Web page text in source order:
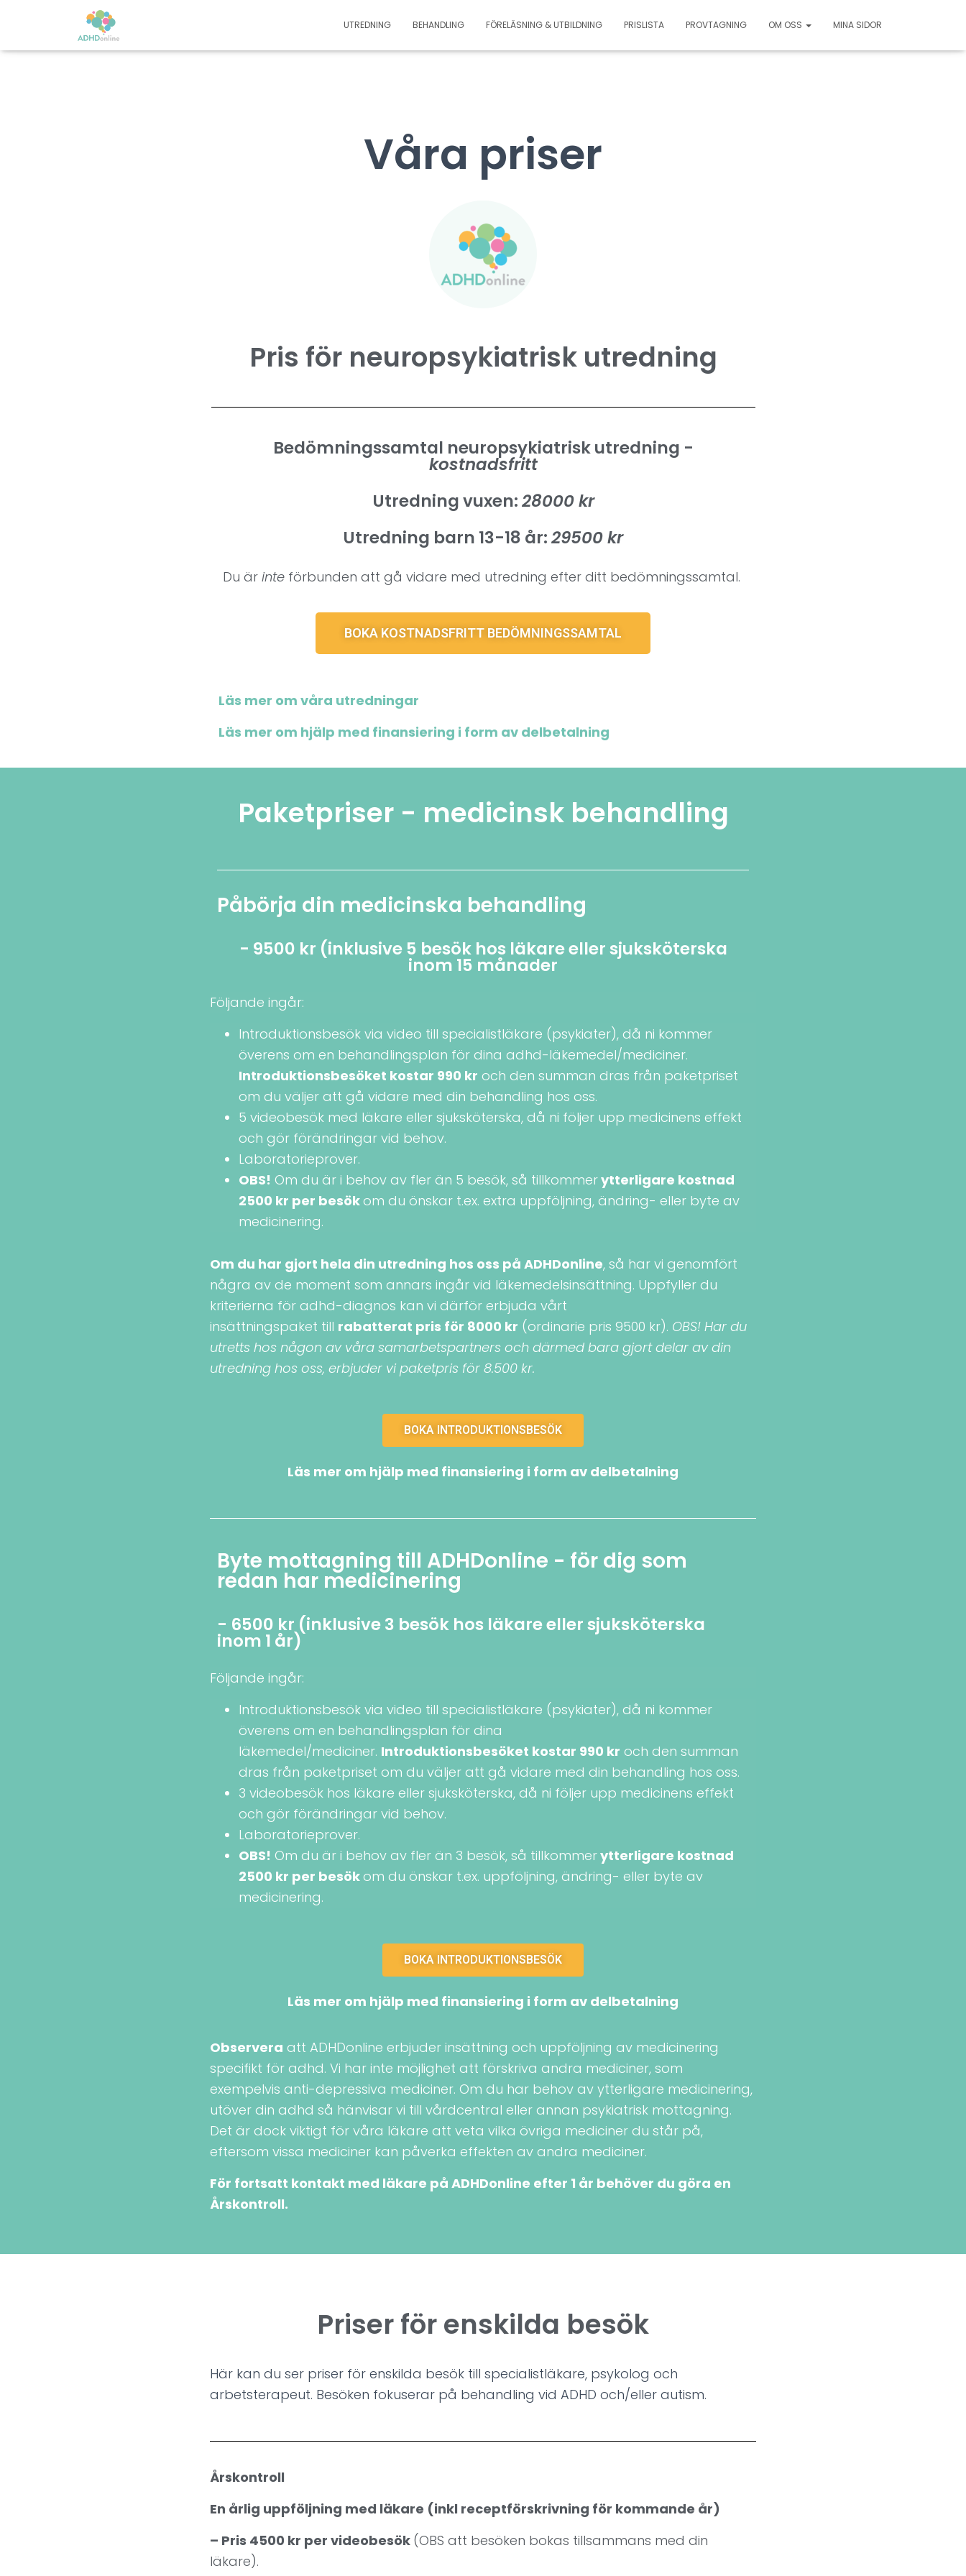
UTREDNING BEHANDLING FÖRELÄSNING & UTBILDNING PRISLISTA PROVTAGNING OM OSS MINA SIDOR
Våra priser
Pris för neuropsykiatrisk utredning
Bedömningssamtal neuropsykiatrisk utredning -
kostnadsfritt
Utredning vuxen:28000 kr
Utredning barn 13-18 år:29500 kr
Du är inteförbunden att gå vidare med utredning efter ditt bedömningssamtal.
BOKA KOSTNADSFRITT BEDÖMNINGSSAMTAL
Läs mer om våra utredningar
Läs mer om hjälp med finansiering i form av delbetalning
Paketpriser - medicinsk behandling
Påbörja din medicinska behandling
- 9500 kr (inklusive 5 besök hos läkare eller sjuksköterska
inom 15 månader
Följande ingår:
Introduktionsbesök via video till specialistläkare (psykiater), då ni kommer
överens om en behandlingsplan för dina adhd-läkemedel/mediciner.
Introduktionsbesöket kostar 990 kr och den summan dras från paketpriset
om du väljer att gå vidare med din behandling hos oss.
5 videobesök med läkare eller sjuksköterska, då ni följer upp medicinens effekt
och gör förändringar vid behov.
Laboratorieprover.
OBS! Om du är i behov av fler än 5 besök, så tillkommerytterligare kostnad
2500 kr per besökom du önskar t.ex. extra uppföljning, ändring- eller byte av
medicinering.
Om du har gjort hela din utredning hos oss på ADHDonline, så har vi genomfört
några av de moment som annars ingår vid läkemedelsinsättning. Uppfyller du
kriterierna för adhd-diagnos kan vi därför erbjuda vårt
insättningspaket till rabatterat pris för 8000 kr (ordinarie pris 9500 kr). OBS! Har du
utretts hos någon av våra samarbetspartners och därmed bara gjort delar av din
utredning hos oss, erbjuder vi paketpris för 8.500 kr.
BOKA INTRODUKTIONSBESÖK
Läs mer om hjälp med finansiering i form av delbetalning
Byte mottagning till ADHDonline - för dig som
redan har medicinering
- 6500 kr (inklusive 3 besök hos läkare eller sjuksköterska
inom 1 år)
Följande ingår:
Introduktionsbesök via video till specialistläkare (psykiater), då ni kommer
överens om en behandlingsplan för dina
läkemedel/mediciner. Introduktionsbesöket kostar 990 kr och den summan
dras från paketpriset om du väljer att gå vidare med din behandling hos oss.
3 videobesök hos läkare eller sjuksköterska, då ni följer upp medicinens effekt
och gör förändringar vid behov.
Laboratorieprover.
OBS! Om du är i behov av fler än 3 besök, så tillkommerytterligare kostnad
2500 kr per besökom du önskar t.ex. uppföljning, ändring- eller byte av
medicinering.
BOKA INTRODUKTIONSBESÖK
Läs mer om hjälp med finansiering i form av delbetalning
Observera att ADHDonline erbjuder insättning och uppföljning av medicinering
specifikt för adhd. Vi har inte möjlighet att förskriva andra mediciner, som
exempelvis anti-depressiva mediciner. Om du har behov av ytterligare medicinering,
utöver din adhd så hänvisar vi till vårdcentral eller annan psykiatrisk mottagning.
Det är dock viktigt för våra läkare att veta vilka övriga mediciner du står på,
eftersom vissa mediciner kan påverka effekten av andra mediciner.
För fortsatt kontakt med läkare på ADHDonline efter 1 år behöver du göra en
Årskontroll.
Priser för enskilda besök
Här kan du ser priser för enskilda besök till specialistläkare, psykolog och
arbetsterapeut. Besöken fokuserar på behandling vid ADHD och/eller autism.
Årskontroll
En årlig uppföljning med läkare (inkl receptförskrivning för kommande år)
– Pris 4500 kr per videobesök (OBS att besöken bokas tillsammans med din
läkare).